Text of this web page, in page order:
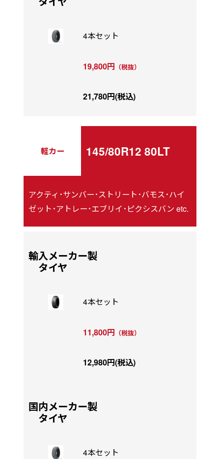
4本セット
19,800円 （税抜）
21,780円(税込)
軽カー 145/80R12 80LT
アクティ･サンバー･ストリート･バモス･ハイ
ゼット･アトレー･エブリイ･ピクシスバン etc.
輸入メーカー製
タイヤ
4本セット
11,800円 （税抜）
12,980円(税込)
国内メーカー製
タイヤ
4本セット